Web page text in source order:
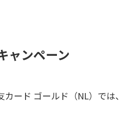
ャンペーン
ード ゴールド（NL）では、